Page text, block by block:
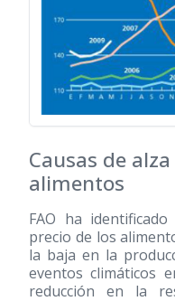
Causas de
alimentos
FAO ha
precio de los
la baja en la
eventos climáticos
reducción en la